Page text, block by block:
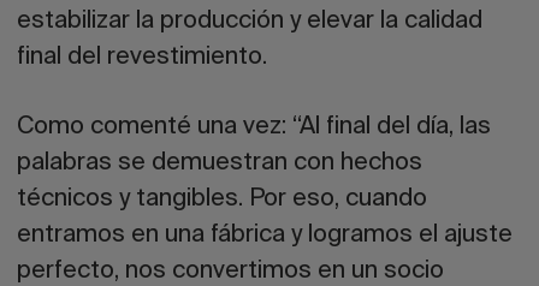
estabilizar la producción y elevar la calidad
final del revestimiento.
Como comenté una vez: “Al final del día, las
palabras se demuestran con hechos
técnicos y tangibles. Por eso, cuando
entramos en una fábrica y logramos el ajuste
perfecto, nos convertimos en un socio